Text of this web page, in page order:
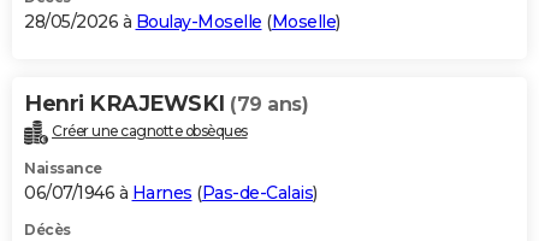
28/05/2026 à Boulay-Moselle (Moselle)
Henri KRAJEWSKI (79 ans)
Créer une cagnotte obsèques
Naissance
06/07/1946 à Harnes (Pas-de-Calais)
Décès